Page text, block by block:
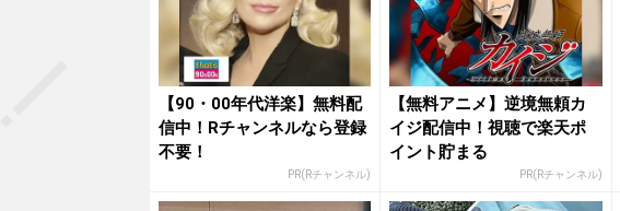
【90・00年代洋楽】無料配
信中！Rチャンネルなら登録
不要！
PR(Rチャンネル)
【無料アニメ】逆境無頼カ
イジ配信中！視聴で楽天ポ
イント貯まる
PR(Rチャンネル)